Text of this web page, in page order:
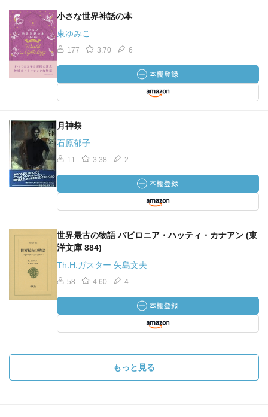
小さな世界神話の本
東ゆみこ
177 3.70 6
月神祭
石原郁子
11 3.38 2
世界最古の物語 バビロニア・ハッティ・カナアン (東
洋文庫 884)
Th.H.ガスター 矢島文夫
58 4.60 4
もっと見る